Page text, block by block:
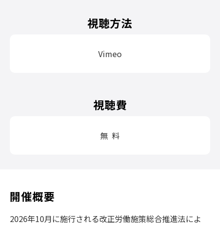
開催概要
2026年10月に施行される改正労働施策総合推進法によ
視聴方法
Vimeo
視聴費
無 料